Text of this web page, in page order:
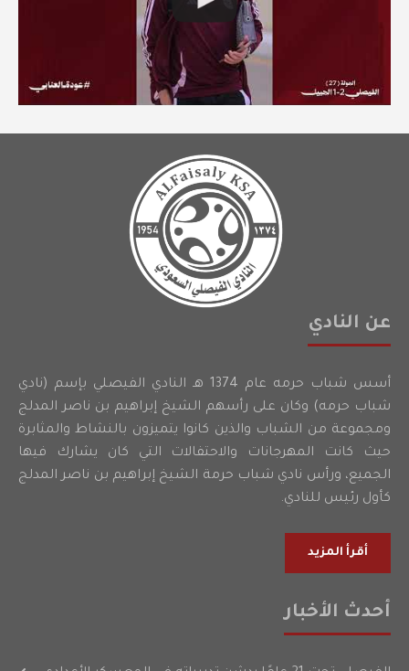
عن النادي
أسس شباب حرمه عام 1374 هـ النادي الفيصلي بإسم (نادي
شباب حرمه) وكان على رأسهم الشيخ إبراهيم بن ناصر المدلج
ومجموعة من الشباب والذين كانوا يتميزون بالنشاط والمثابرة
حيث كانت المهرجانات والاحتفالات التي كان يشارك فيها
الجميع، ورأس نادي شباب حرمة الشيخ إبراهيم بن ناصر المدلج
كأول رئيس للنادي.
أقرأ المزيد
أحدث الأخبار